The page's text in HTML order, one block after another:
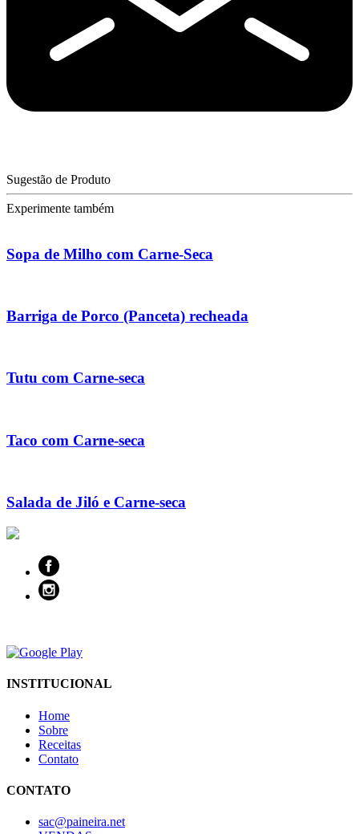
Sugestão de Produto
Experimente também
Sopa de Milho com Carne-Seca
Barriga de Porco (Panceta) recheada
Tutu com Carne-seca
Taco com Carne-seca
Salada de Jiló e Carne-seca
INSTITUCIONAL
Home
Sobre
Receitas
Contato
CONTATO
sac@paineira.net